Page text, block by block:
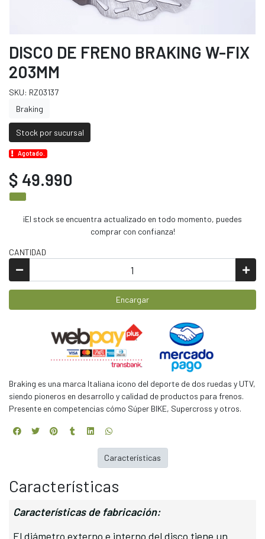
DISCO DE FRENO BRAKING W-FIX
203MM
SKU: RZ03137
Braking
Stock por sucursal
Agotado.
$ 49.990
¡El stock se encuentra actualizado en todo momento, puedes
comprar con confianza!
CANTIDAD
Encargar
Braking es una marca Italiana icono del deporte de dos ruedas y UTV,
siendo pioneros en desarrollo y calidad de productos para frenos.
Presente en competencias cómo Súper BIKE, Supercross y otros.
Características
Características de fabricación:
El diámetro externo e interno del disco tiene un
Características